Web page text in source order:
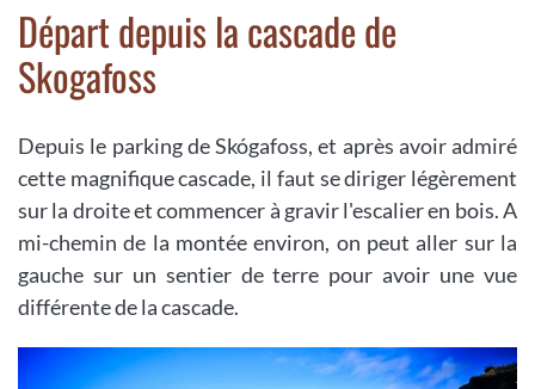
Départ depuis la cascade de
Skogafoss
Depuis le parking de Skógafoss, et après avoir admiré
cette magnifique cascade, il faut se diriger légèrement
sur la droite et commencer à gravir l'escalier en bois. A
mi-chemin de la montée environ, on peut aller sur la
gauche sur un sentier de terre pour avoir une vue
différente de la cascade.